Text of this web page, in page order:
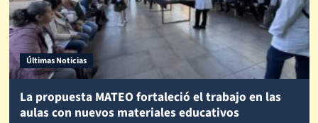
Últimas Noticias
La propuesta MATEO fortaleció el trabajo en las
aulas con nuevos materiales educativos